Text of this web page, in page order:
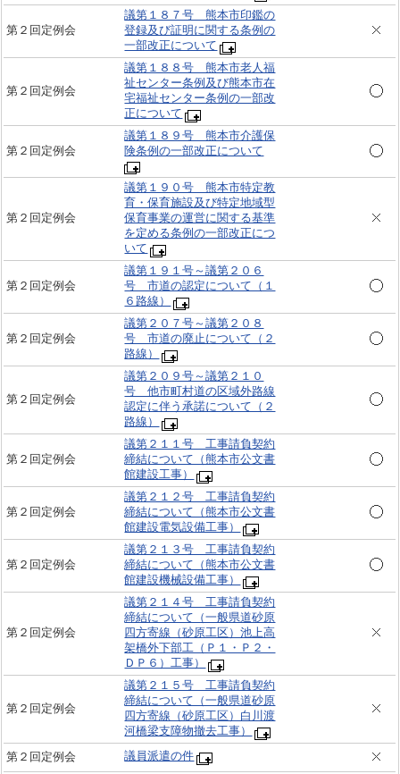
第２回定例会
議第１８７号 熊本市印鑑の
登録及び証明に関する条例の
一部改正について
第２回定例会
議第１８８号 熊本市老人福
祉センター条例及び熊本市在
宅福祉センター条例の一部改
正について
第２回定例会
議第１８９号 熊本市介護保
険条例の一部改正について
第２回定例会
議第１９０号 熊本市特定教
育・保育施設及び特定地域型
保育事業の運営に関する基準
を定める条例の一部改正につ
いて
第２回定例会
議第１９１号～議第２０６
号 市道の認定について（１
６路線）
第２回定例会
議第２０７号～議第２０８
号 市道の廃止について（２
路線）
第２回定例会
議第２０９号～議第２１０
号 他市町村道の区域外路線
認定に伴う承諾について（２
路線）
第２回定例会
議第２１１号 工事請負契約
締結について（熊本市公文書
館建設工事）
第２回定例会
議第２１２号 工事請負契約
締結について（熊本市公文書
館建設電気設備工事）
第２回定例会
議第２１３号 工事請負契約
締結について（熊本市公文書
館建設機械設備工事）
第２回定例会
議第２１４号 工事請負契約
締結について（一般県道砂原
四方寄線（砂原工区）池上高
架橋外下部工（Ｐ１・Ｐ２・
ＤＰ６）工事）
第２回定例会
議第２１５号 工事請負契約
締結について（一般県道砂原
四方寄線（砂原工区）白川渡
河橋梁支障物撤去工事）
第２回定例会
議員派遣の件